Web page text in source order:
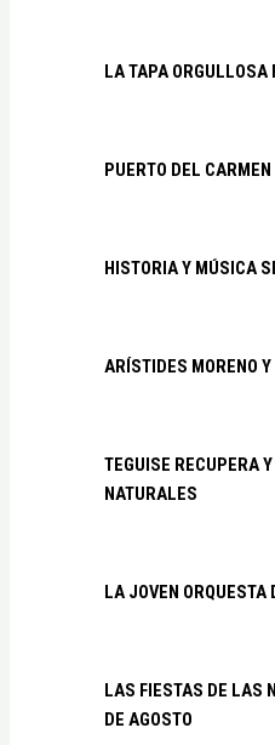
LA TAPA ORGULLOSA
PUERTO DEL
HISTORIA Y MÚSICA
ARÍSTIDES MORENO
TEGUISE RECUPERA
NATURALES
LA JOVEN
LAS FIESTAS DE LAS
DE AGOSTO